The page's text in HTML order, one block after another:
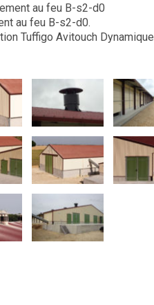
au feu B-s2-d0
au feu B-s2-d0.
Tuffigo Avitouch Dynamique